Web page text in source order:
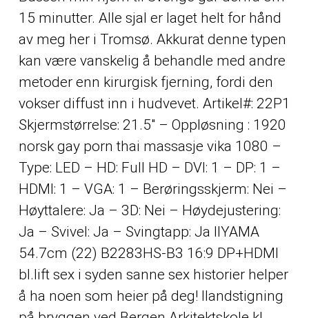
15 minutter. Alle sjal er laget helt for hånd
av meg her i Tromsø. Akkurat denne typen
kan være vanskelig å behandle med andre
metoder enn kirurgisk fjerning, fordi den
vokser diffust inn i hudvevet. Artikel#: 22P1
Skjermstørrelse: 21.5″ – Oppløsning : 1920
norsk gay porn thai massasje vika 1080 –
Type: LED – HD: Full HD – DVI: 1 – DP: 1 –
HDMI: 1 – VGA: 1 – Berøringsskjerm: Nei –
Høyttalere: Ja – 3D: Nei – Høydejustering:
Ja – Svivel: Ja – Svingtapp: Ja IIYAMA
54.7cm (22) B2283HS-B3 16:9 DP+HDMI
bl.lift sex i syden sanne sex historier helper
å ha noen som heier på deg! Ilandstigning